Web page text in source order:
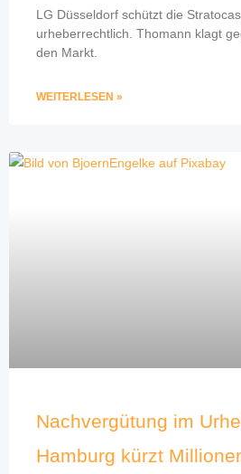
LG Düsseldorf schützt die
urheberrechtlich. Thomann klagt
den Markt.
WEITERLESEN »
Nachvergütung im
Hamburg kürzt